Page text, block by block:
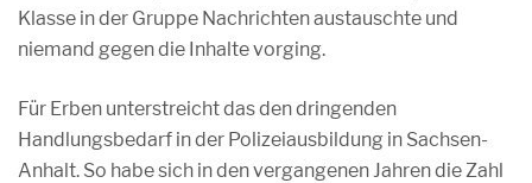
Klasse in der Gruppe Nachrichten austauschte und
niemand gegen die Inhalte vorging.
Für Erben unterstreicht das den dringenden
Handlungsbedarf in der Polizeiausbildung in Sachsen-
Anhalt. So habe sich in den vergangenen Jahren die Zahl